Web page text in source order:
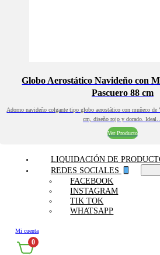
Globo Aerostático Navideño con
Pascuero 88 cm
Adorno navideño colgante tipo globo aerostático con muñeco
cm, diseño rojo y dorado.
Ver Producto
LIQUIDACIÓN DE
REDES SOCIALES
FACEBOOK
INSTAGRAM
TIK TOK
WHATSAPP
Mi cuenta
0